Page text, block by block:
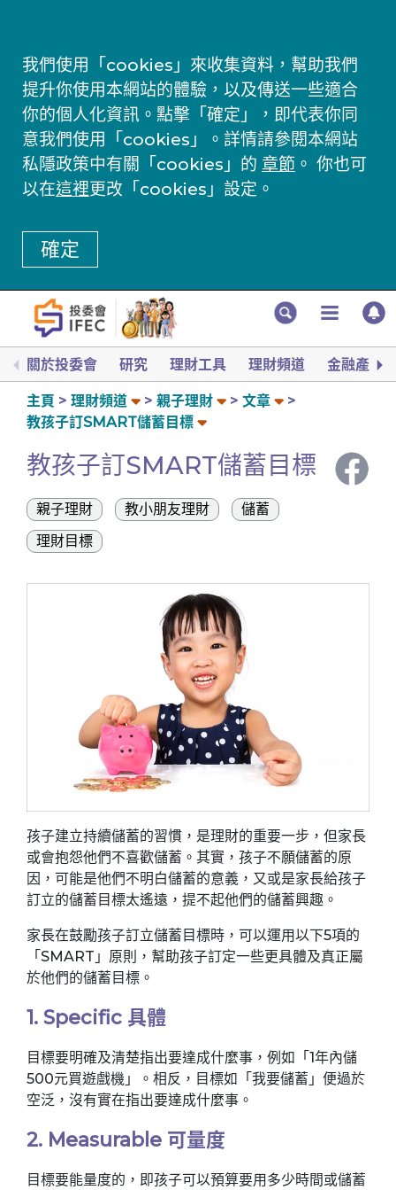
我們使用「cookies」來收集資料，幫助我們
提升你使用本網站的體驗，以及傳送一些適合
你的個人化資訊。點擊「確定」，即代表你同
意我們使用「cookies」。詳情請參閱本網站
私隱政策中有關「cookies」的 章節 。 你也可
以在這裡更改「cookies」設定。
確定
關於投委會 研究 理財工具 理財頻道 金融產品
主頁 理財頻道 親子理財
文章
教孩子訂SMART儲蓄目標
教孩子訂SMART儲蓄目標
親子理財 教小朋友理財
儲蓄
理財目標
孩子建立持續儲蓄的習慣，是理財的重要一步，但家長
或會抱怨他們不喜歡儲蓄。其實，孩子不願儲蓄的原
因，可能是他們不明白儲蓄的意義，又或是家長給孩子
訂立的儲蓄目標太遙遠，提不起他們的儲蓄興趣。
家長在鼓勵孩子訂立儲蓄目標時，可以運用以下5項的
「SMART」原則，幫助孩子訂定一些更具體及真正屬
於他們的儲蓄目標。
1. Specific 具體
目標要明確及清楚指出要達成什麼事，例如「1年內儲
500元買遊戲機」。相反，目標如「我要儲蓄」便過於
空泛，沒有實在指出要達成什麼事。
2. Measurable 可量度
目標要能量度的，即孩子可以預算要用多少時間或儲蓄